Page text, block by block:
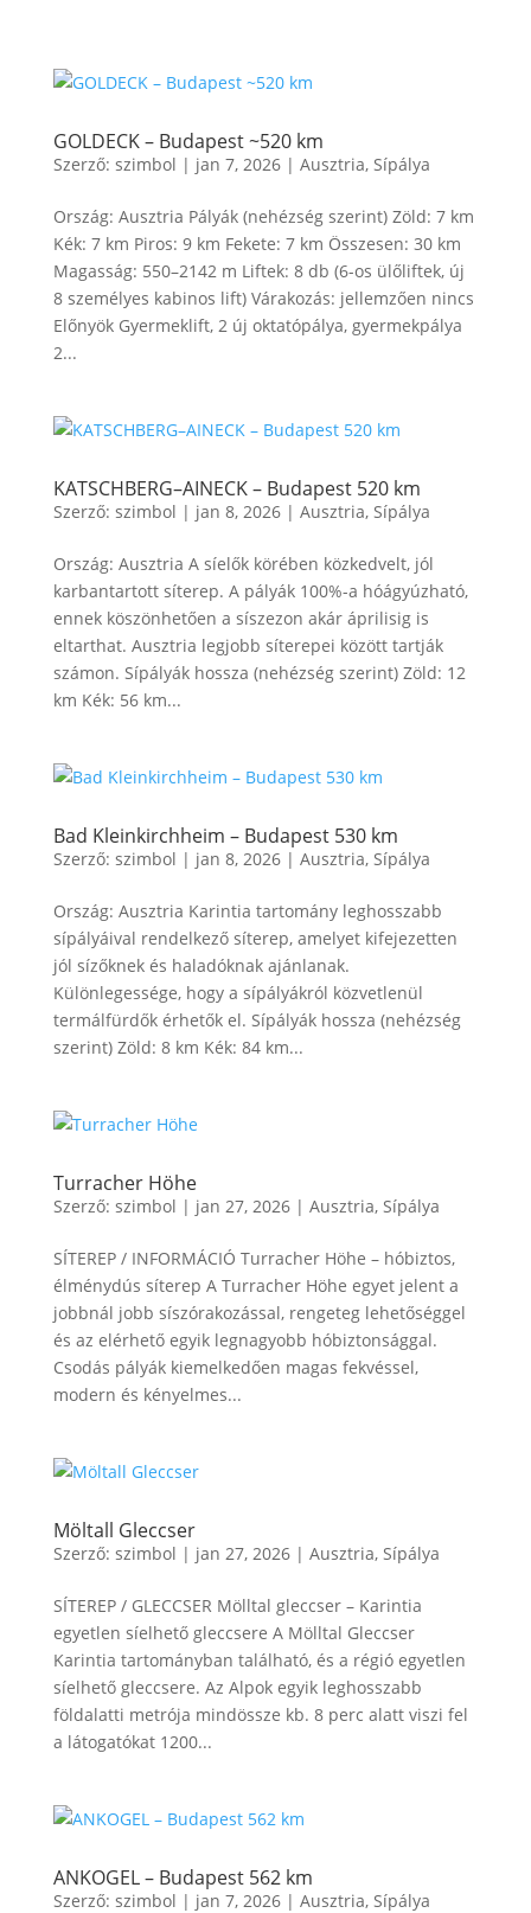
GOLDECK – Budapest ~520 km
Szerző: szimbol | jan 7, 2026| Ausztria, Sípálya
Ország: Ausztria Pályák (nehézség szerint) Zöld: 7 km
Kék: 7 km Piros: 9 km Fekete: 7 km Összesen: 30 km
Magasság: 550–2142 m Liftek: 8 db (6-os ülőliftek, új
8 személyes kabinos lift) Várakozás: jellemzően nincs
Előnyök Gyermeklift, 2 új oktatópálya, gyermekpálya
2...
KATSCHBERG–AINECK – Budapest 520 km
Szerző: szimbol | jan 8, 2026| Ausztria, Sípálya
Ország: Ausztria A síelők körében közkedvelt, jól
karbantartott síterep. A pályák 100%-a hóágyúzható,
ennek köszönhetően a síszezon akár áprilisig is
eltarthat. Ausztria legjobb síterepei között tartják
számon. Sípályák hossza (nehézség szerint) Zöld: 12
km Kék: 56 km...
Bad Kleinkirchheim – Budapest 530 km
Szerző: szimbol | jan 8, 2026| Ausztria, Sípálya
Ország: Ausztria Karintia tartomány leghosszabb
sípályáival rendelkező síterep, amelyet kifejezetten
jól sízőknek és haladóknak ajánlanak.
Különlegessége, hogy a sípályákról közvetlenül
termálfürdők érhetők el. Sípályák hossza (nehézség
szerint) Zöld: 8 km Kék: 84 km...
Turracher Höhe
Szerző: szimbol | jan 27, 2026| Ausztria, Sípálya
SÍTEREP / INFORMÁCIÓ Turracher Höhe – hóbiztos,
élménydús síterep A Turracher Höhe egyet jelent a
jobbnál jobb síszórakozással, rengeteg lehetőséggel
és az elérhető egyik legnagyobb hóbiztonsággal.
Csodás pályák kiemelkedően magas fekvéssel,
modern és kényelmes...
Möltall Gleccser
Szerző: szimbol | jan 27, 2026| Ausztria, Sípálya
SÍTEREP / GLECCSER Mölltal gleccser – Karintia
egyetlen síelhető gleccsere A Mölltal Gleccser
Karintia tartományban található, és a régió egyetlen
síelhető gleccsere. Az Alpok egyik leghosszabb
földalatti metrója mindössze kb. 8 perc alatt viszi fel
a látogatókat 1200...
ANKOGEL – Budapest 562 km
Szerző: szimbol | jan 7, 2026| Ausztria, Sípálya